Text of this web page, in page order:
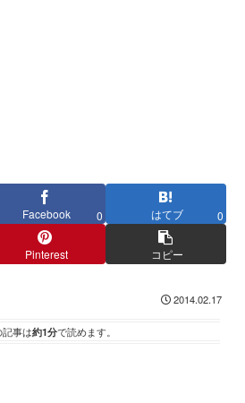
Facebook 0 はてブ 0
Pinterest コピー
2014.02.17
記事は約1分で読めます。